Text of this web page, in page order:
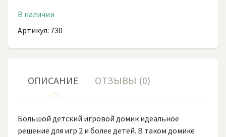
В наличии
Артикул: 730
ОПИСАНИЕ ОТЗЫВЫ (0)
Большой детский игровой домик идеальное
решение для игр 2 и более детей. В таком домике